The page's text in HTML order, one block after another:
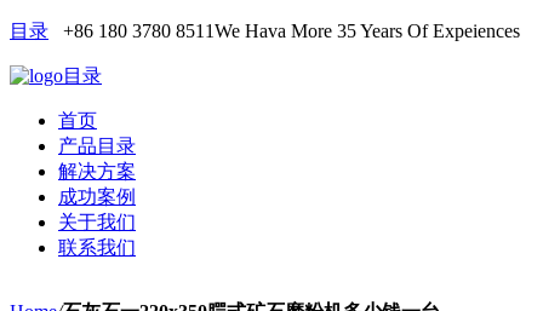
目录 +86 180 3780 8511We Hava More 35 Years Of Expeiences
目录
首页
产品目录
解决方案
成功案例
关于我们
联系我们